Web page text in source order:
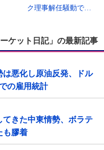
ク理事解任騒動で…
ケット日記」の最新記事
は悪化し原油反発、ドル
の雇用統計
きた中東情勢、ボラテ
も膠着